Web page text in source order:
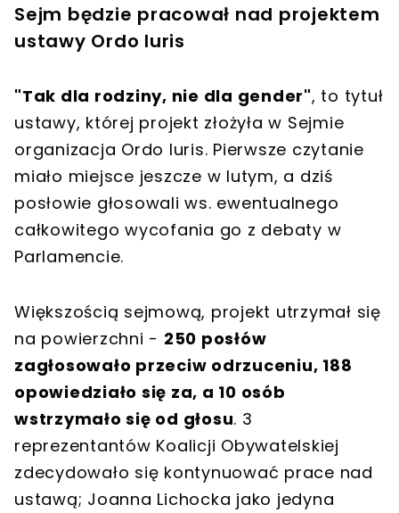
Sejm będzie pracował nad projektem
ustawy Ordo Iuris
"Tak dla rodziny, nie dla gender", to tytuł
ustawy, której projekt złożyła w Sejmie
organizacja Ordo Iuris. Pierwsze czytanie
miało miejsce jeszcze w lutym, a dziś
posłowie głosowali ws. ewentualnego
całkowitego wycofania go z debaty w
Parlamencie.
Większością sejmową, projekt utrzymał się
na powierzchni - 250 posłów
zagłosowało przeciw odrzuceniu, 188
opowiedziało się za, a 10 osób
wstrzymało się od głosu. 3
reprezentantów Koalicji Obywatelskiej
zdecydowało się kontynuować prace nad
ustawą; Joanna Lichocka jako jedyna